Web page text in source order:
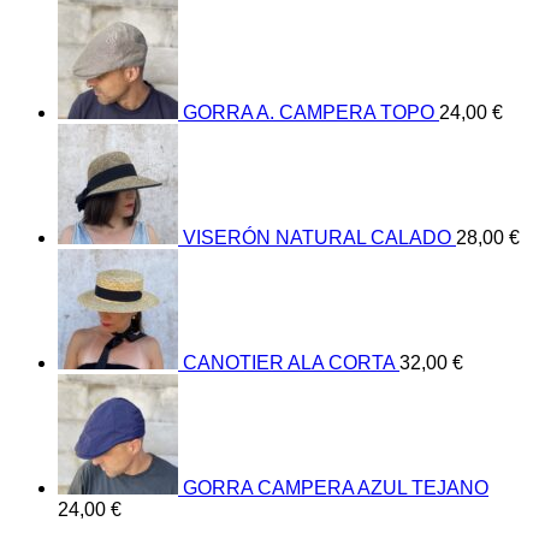
GORRA A. CAMPERA TOPO 24,00 €
VISERÓN NATURAL CALADO 28,00 €
CANOTIER ALA CORTA 32,00 €
GORRA CAMPERA AZUL TEJANO
24,00 €